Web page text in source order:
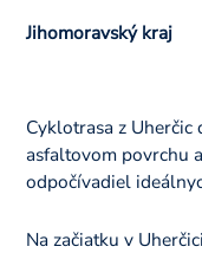
Jihomoravský kraj
Cyklotrasa z
asfaltovom povrchu
odpočívadiel
Na začiatku v